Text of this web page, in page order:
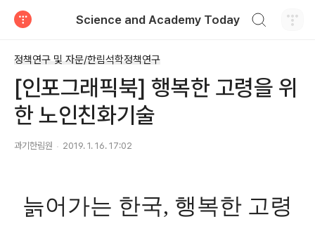
Science and Academy Today
정책연구 및 자문/한림석학정책연구
[인포그래픽북] 행복한 고령을 위
한 노인친화기술
과기한림원 2019. 1. 16. 17:02
늙어가는 한국, 행복한 고령